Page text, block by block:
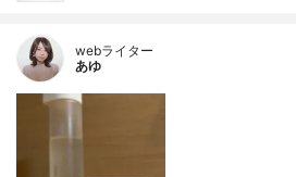
webライター
あゆ